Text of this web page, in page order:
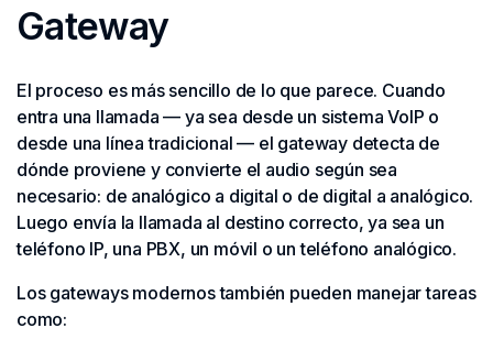
Gateway
El proceso es más sencillo de lo que parece. Cuando
entra una llamada — ya sea desde un sistema VoIP o
desde una línea tradicional — el gateway detecta de
dónde proviene y convierte el audio según sea
necesario: de analógico a digital o de digital a analógico.
Luego envía la llamada al destino correcto, ya sea un
teléfono IP, una PBX, un móvil o un teléfono analógico.
Los gateways modernos también pueden manejar tareas
como: